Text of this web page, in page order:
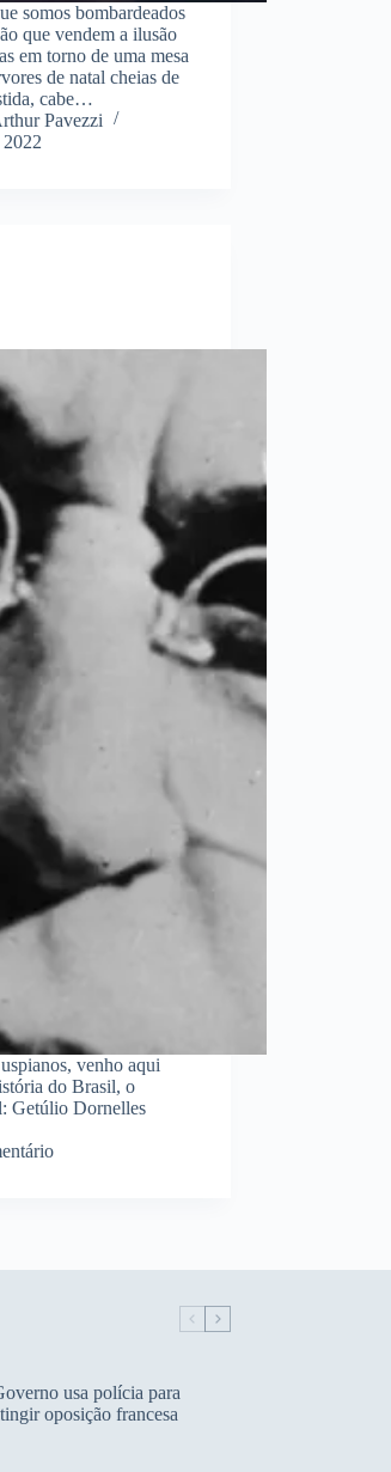
somos bombardeados
que vendem a ilusão
em torno de uma mesa
de natal cheias de
cabe…
Pavezzi
venho aqui
do Brasil, o
Getúlio Dornelles
usa polícia para
oposição francesa